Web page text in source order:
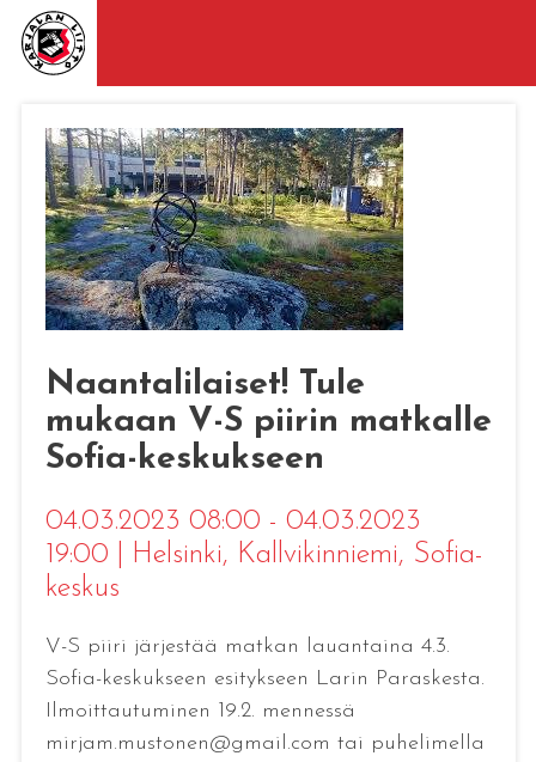
Naantalilaiset! Tule
mukaan V-S piirin matkalle
Sofia-keskukseen
04.03.2023 08:00 - 04.03.2023
19:00
Helsinki, Kallvikinniemi, Sofia-
keskus
V-S piiri järjestää matkan lauantaina 4.3.
Sofia-keskukseen esitykseen Larin Paraskesta.
Ilmoittautuminen 19.2. mennessä
mirjam.mustonen@gmail.com tai puhelimella